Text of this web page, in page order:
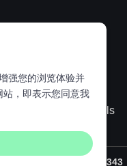
Hi,online tools
粤ICP备2024231343
强您的浏览体验并
，即表示您同意我